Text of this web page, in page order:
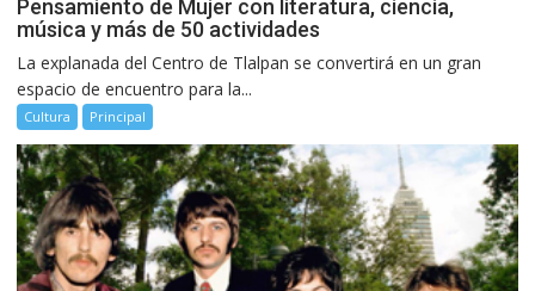
Pensamiento de Mujer con literatura, ciencia,
música y más de 50 actividades
La explanada del Centro de Tlalpan se convertirá en un gran
espacio de encuentro para la...
Cultura Principal